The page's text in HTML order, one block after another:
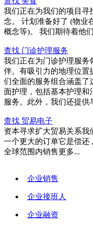
我们正在为我们的项目寻
念。 计划准备好了 (物业
概念等)。 我们期待着他
查找 门诊护理服务
我们正在为门诊护理服务
伴。有吸引力的地理位置
们全面的服务组合涵盖了
面护理，包括基本护理和
服务。此外，我们还提供
查找 贸易电子
资本寻求扩大贸易关系我
一个更大的订单它是偿还
全球范围内销售更多...
企业销售
企业接班人
企业融资